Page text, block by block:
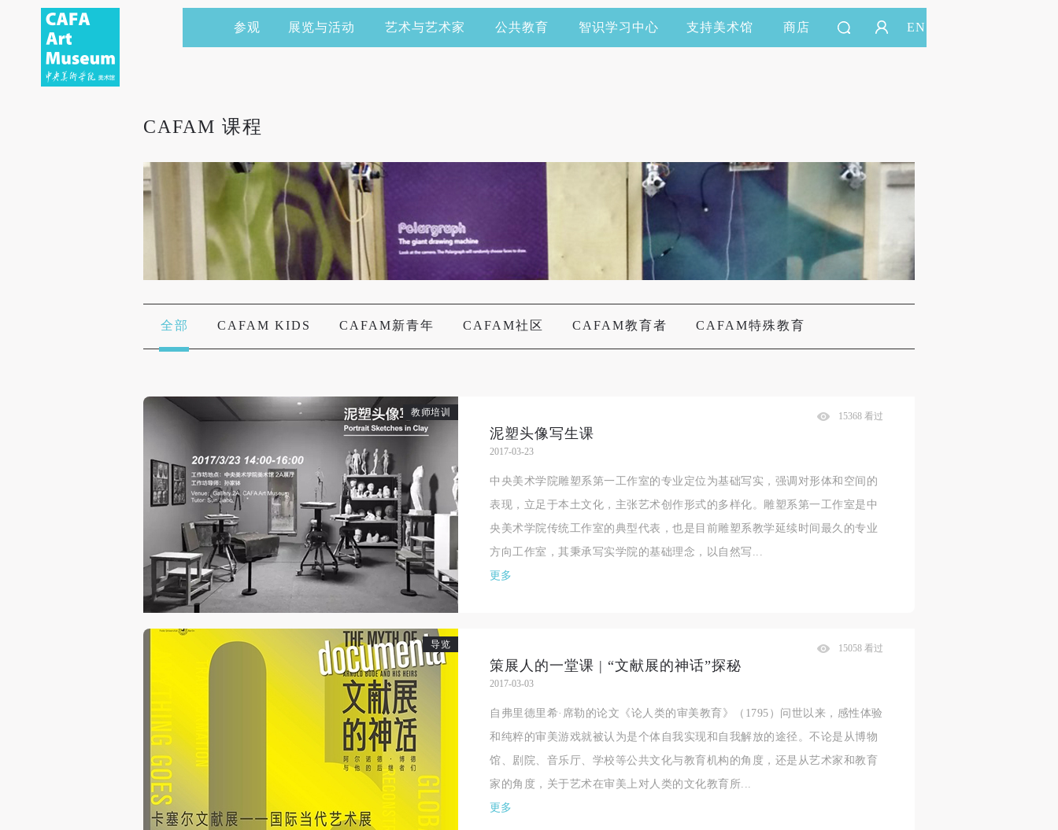
参观 展览与活动 艺术与艺术家 公共教育 智识学习中心 支持美术馆 商店 EN
展览回顾
数字美术馆
资讯
艺术出版
CAFAM 体验
捐赠
志愿者
合作伙伴
举办活动
CAFAM 课程
全部 CAFAM KIDS CAFAM新青年 CAFAM社区 CAFAM教育者 CAFAM特殊教育
教师培训
泥塑头像写生课
2017-03-23
15368 看过
中央美术学院雕塑系第一工作室的专业定位为基础写实，强调对形体和空间的
表现，立足于本土文化，主张艺术创作形式的多样化。雕塑系第一工作室是中
央美术学院传统工作室的典型代表，也是目前雕塑系教学延续时间最久的专业
方向工作室，其秉承写实学院的基础理念，以自然写...
更多
导览
策展人的一堂课 | “文献展的神话”探秘
2017-03-03
15058 看过
自弗里德里希·席勒的论文《论人类的审美教育》（1795）问世以来，感性体验
和纯粹的审美游戏就被认为是个体自我实现和自我解放的途径。不论是从博物
馆、剧院、音乐厅、学校等公共文化与教育机构的角度，还是从艺术家和教育
家的角度，关于艺术在审美上对人类的文化教育所...
更多